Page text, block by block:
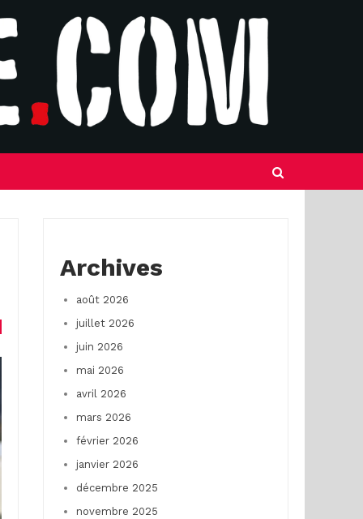
Archives
août 2026
juillet 2026
juin 2026
mai 2026
avril 2026
mars 2026
février 2026
janvier 2026
décembre 2025
novembre 2025